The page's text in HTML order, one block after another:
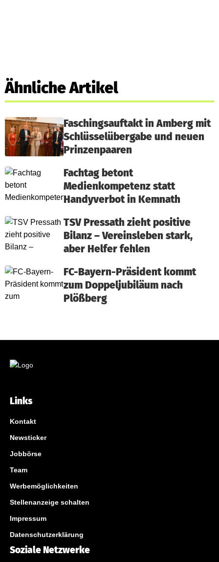
Ähnliche Artikel
Faschingsauftakt in Amberg mit
Schlüsselübergabe und neuen
Prinzenpaaren
Fachtag betont
Medienkompetenz statt
Handyverbot in Kemnath
TSV Pressath zieht positive
Bilanz – Vereinsleben stark,
aber Helfer fehlen
FC-Bayern-Präsident kommt
zum Doppeljubiläum nach
Plößberg
Links
Kontakt
Newsticker
Jobbörse
Team
Werbemöglichkeiten
Stellenanzeige schalten
Impressum
Datenschutzerklärung
Soziale Netzwerke